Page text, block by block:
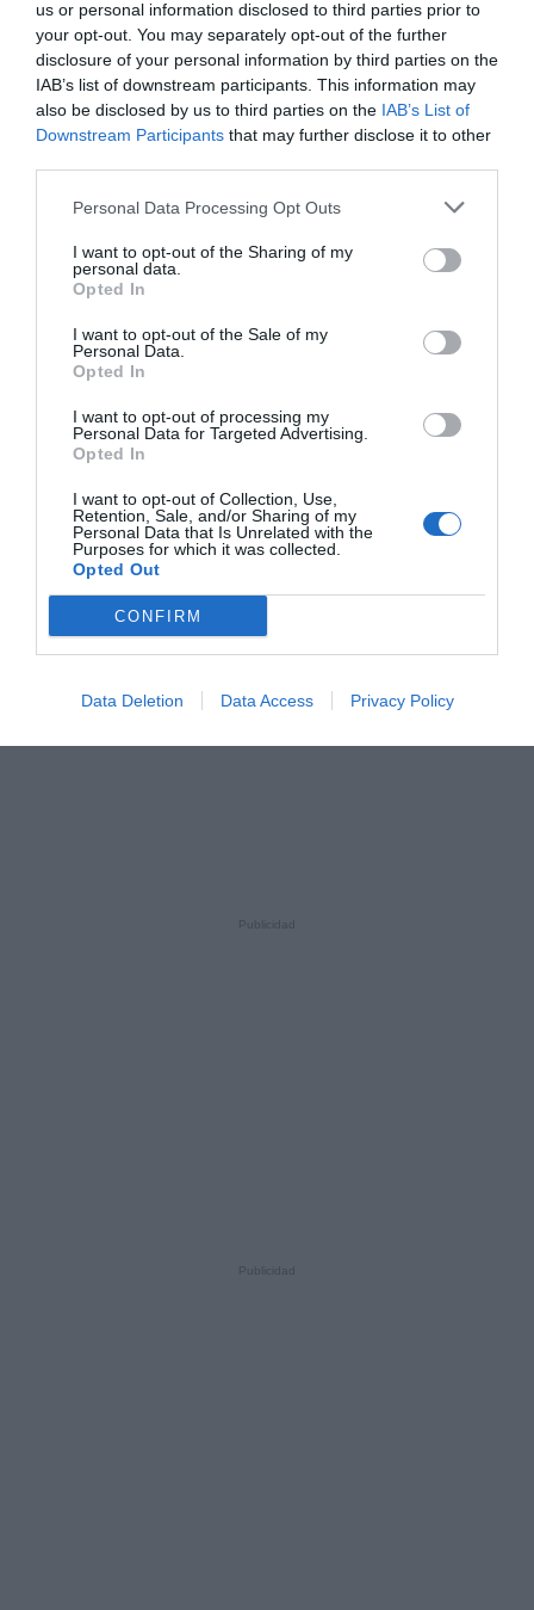
us or personal information disclosed to third parties prior to
your opt-out. You may separately opt-out of the further
disclosure of your personal information by third parties on the
IAB’s list of downstream participants. This information may
also be disclosed by us to third parties on the IAB’s List of
Downstream Participants that may further disclose it to other
Personal Data Processing Opt Outs
I want to opt-out of the Sharing of my
personal data.
Opted In
I want to opt-out of the Sale of my
Personal Data.
Opted In
I want to opt-out of processing my
Personal Data for Targeted Advertising.
Opted In
I want to opt-out of Collection, Use,
Retention, Sale, and/or Sharing of my
Personal Data that Is Unrelated with the
Purposes for which it was collected.
Opted Out
CONFIRM
Data Deletion Data Access Privacy Policy